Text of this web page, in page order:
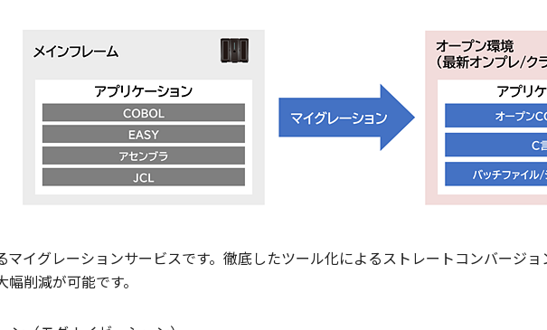
マイグレーションサービスです。徹底したツール化によるストレートコンバージ
削減が可能です。